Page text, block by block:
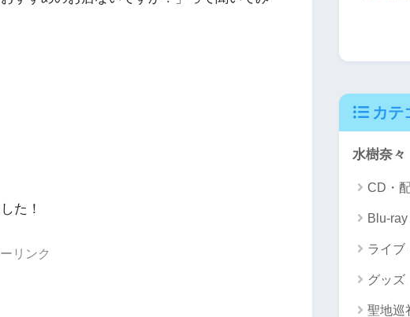
た！
リンク
カテ
水樹奈々
CD・
Blu-
ライブ
グッズ
聖地巡